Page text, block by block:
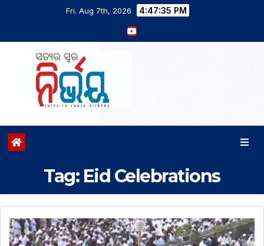
Fri. Aug 7th, 2026 4:47:35 PM
Tag: Eid Celebrations